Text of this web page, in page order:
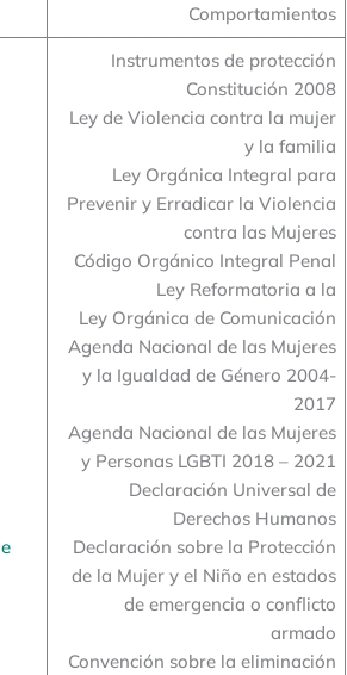
Comportamientos
Instrumentos de protección
Constitución 2008
Ley de Violencia contra la mujer
y la familia
Ley Orgánica Integral para
Prevenir y Erradicar la Violencia
contra las Mujeres
Código Orgánico Integral Penal
Ley Reformatoria a la
Ley Orgánica de Comunicación
Agenda Nacional de las Mujeres
y la Igualdad de Género 2004-
2017
Agenda Nacional de las Mujeres
y Personas LGBTI 2018 – 2021
Declaración Universal de
Derechos Humanos
Declaración sobre la Protección
de la Mujer y el Niño en estados
de emergencia o conflicto
armado
Convención sobre la eliminación